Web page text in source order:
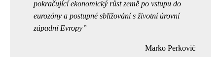
pokračující ekonomický růst země po vstupu do
eurozóny a postupné sbližování s životní úrovní
západní Evropy
Marko Perković